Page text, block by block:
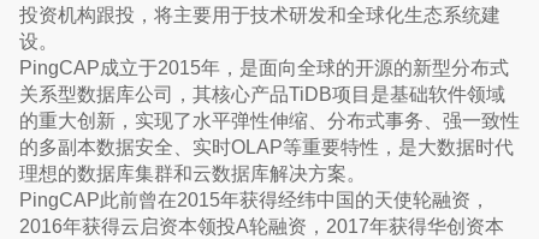
投资机构跟投，将主要用于技术研发和全球化生态系统建
设。
PingCAP成立于2015年，是面向全球的开源的新型分布式
关系型数据库公司，其核心产品TiDB项目是基础软件领域
的重大创新，实现了水平弹性伸缩、分布式事务、强一致性
的多副本数据安全、实时OLAP等重要特性，是大数据时代
理想的数据库集群和云数据库解决方案。
PingCAP此前曾在2015年获得经纬中国的天使轮融资，
2016年获得云启资本领投A轮融资，2017年获得华创资本